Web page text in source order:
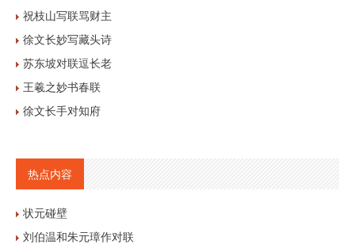
祝枝山写联骂财主
徐文长妙写藏头诗
苏东坡对联逗长老
王羲之妙书春联
徐文长手对知府
热点内容
状元碰壁
刘伯温和朱元璋作对联